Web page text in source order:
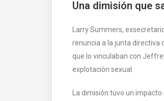
Una dimisión que
Larry Summers,
renuncia a la junta directiva
que lo vinculaban con
explotación sexual.
La dimisión tuvo un